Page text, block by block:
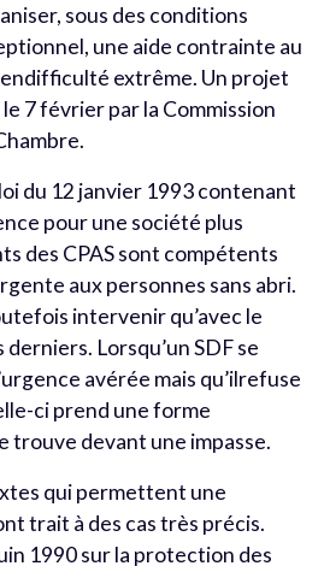
sous des conditions
une aide contrainte au
extrême. Un projet
7 février par la Commission
du 12 janvier 1993 contenant
pour une société plus
des CPAS sont compétents
aux personnes sans abri.
intervenir qu’avec le
Lorsqu’un SDF se
avérée mais qu’ilrefuse
ci prend une forme
trouve devant une impasse.
qui permettent une
trait à des cas très précis.
1990 sur la protection des